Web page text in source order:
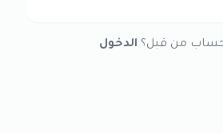
من قبل؟ الدخول